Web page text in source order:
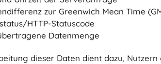
zur Greenwich Mean Time
HTTP-Statuscode
Datenmenge
dieser Daten dient dazu,